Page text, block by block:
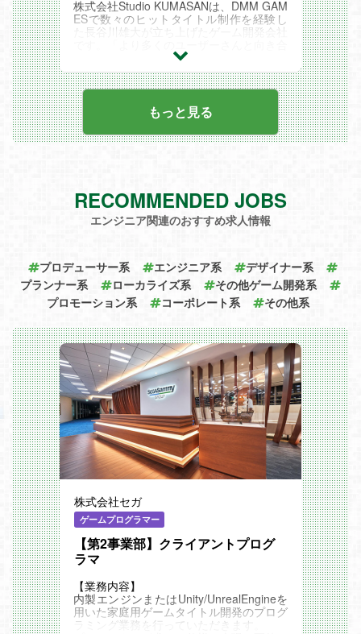
- AWS
- GCP
- GitHub
- JIRA
- Confluence
【コミュニケーションツール】
- Slack
- GoogleMeet
・サーバーエンジニア：6名
・インフラエンジニア：6名
「DMM GAMESの強み」
・自社制作タイトルの売上のみにとらわれ
稼げており、リリースタイトル数も多いた
め、幅広く豊富な経験を積むことができる
・DMM GAMESのみで会員総数2,200万人
という膨大なユーザーが既にプラットフォ
規模感の中でタイトルをリリースできる
・ゲームだけでなくDMMグループ内にア
ニメ事業部などもあり、メディアミックス
をはじめ
幅の広い展開が可能
・今流行りのアイテムから定番アイテム、
これから人気が出そうなアイテムの掘り起
・アプローチ先の調査/選定
※商材の制約が少ないため、雑貨、化粧
品、キッチン用品、家電、食品、お酒など
様々な商材の企画提案が可能です。
▼営業業務（新規・既存）
・新企画で選定した企業への新規アプロー
チ、商談、条件交渉
・サイト掲載に向けたプロジェクト管理、
付随事務
▼効果検証
画への改善提案
ポジションの魅力
今回の募集では雑貨や日用品など、身近な
アイテムをオンラインくじで提供する役割
を担います。
元々「DMMスクラッチ」では、アニメ・
漫画などのエンタメ商材を中心に展開して
きましたが軌道に乗ってきたこともあり、
3年前より雑貨や日用品アイテム領域の取
り扱いが開始されました。前年比160%以
上の売上成長を実現しており、今後さらな
る拡大フェーズにあります。
日用品を扱うチームは立ち上がりからまだ
年数が浅いチームではありますが、業界最
大級のオンラインくじプラットフォームで
の事業展開となるため、高いポテンシャル
を有した提案が可能です。
また、本ポジションでは、調査→企画→営
業→分析＆改善を一気通貫でお任せしま
す。自身が企画したプロジェクトが結果と
してどうだったかまで関与しますため、手
触り感のある業務内容となっているのが特
徴です。
流行最前線の波に乗り続け、事業拡大に共
にチャレンジしましょう！
チーム体制
スクラッチグループ：19名体制
株式会社Studio KUMASANは、DMM GAM
ESで数々のヒットタイトル制作を経験し
た長谷川雄大が立ち上げたゲーム開発会社
い、楽しませる」ことをミッションに掲
げ、有名クリエイターと共にユーザー中心
のクリエイティブな作品を創出していま
す。
■主な運用タイトル
『ミストトレインガールズ～霧の世界の車
窓から～』
https://studio-kumasan.com/
https://creatorzine.jp/article/detail/3963
https://www.famitsu.com/news/202302/08
793/20221222169/
#株式会社Studio KUMASANの魅力
・ユーザー中心の開発姿勢: 「より多くの
ユーザーさんと向き合い、楽しませる」と
でのゲーム開発を行っています。
・経験豊富なチーム: 長谷川雄大をはじめ
とする経験豊富なクリエイターたちが所属
しており、魅力的なクリエイティブを制作
しています。
・DMMグループのバックアップ: DMMグ
ループのゲーム事業における中核として、
安定した経営基盤のもとで独創的なゲーム
開発が可能です。
「業務内容」
DMM GAMESおよびAppStore、GooglePl
ay向けにリリースするソーシャルゲーム
のアートディレクションをする仕事です。
主にキャラクターのコンセプトチェック、
イラスト品質管理、アダルトスチル監修、
制作スケジュール管理をご担当頂きます。
【具体的な業務内容】
・アダルト向けのスチル監修
・キャラクターイラストの監修
・制作スケジュール進行管理
・制作資料の作成
「ポジションの魅力」
・StudioKUMASAN本部クリエイティブ制
もっと見る
RECOMMENDED JOBS
エンジニア関連のおすすめ求人情報
プロデューサー系 エンジニア系
デザイナー系
プランナー系
ローカライズ系
その他ゲーム開発系
プロモーション系
コーポレート系 その他系
株式会社セガ
ゲームプログラマー
【第2事業部】クライアントプログ
ラマ
【業務内容】
内製エンジンまたはUnity/UnrealEngineを
用いた家庭用ゲームタイトル開発のプログ
ラミング業務を行っていただきます。